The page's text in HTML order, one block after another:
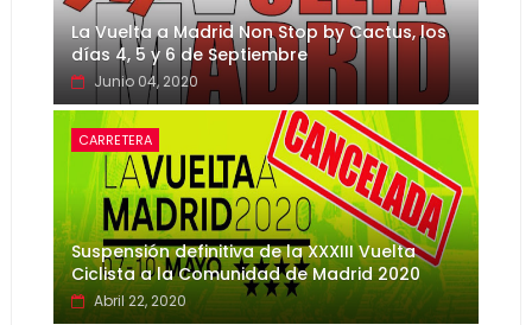
La Vuelta a Madrid Non Stop by Cactus, los
días 4, 5 y 6 de Septiembre
Junio 04, 2020
CARRETERA
Suspensión definitiva de la XXXIII Vuelta
Ciclista a la Comunidad de Madrid 2020
Abril 22, 2020